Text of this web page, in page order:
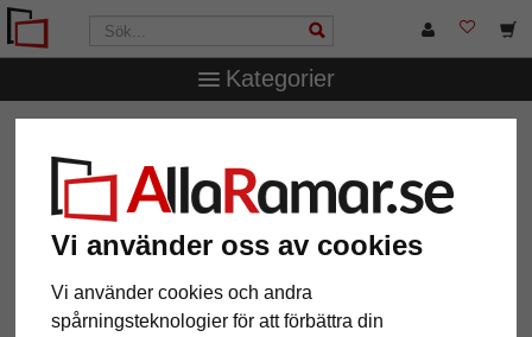
Vi använder oss av cookies
Vi använder cookies och andra
spårningsteknologier för att förbättra din
Kategorier
Färg: vit, Material: trä